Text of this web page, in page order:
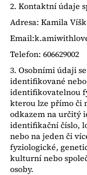
2. Kontaktní údaje
Adresa: Kamila
Telefon: 606629002
3. Osobními údaji
identifikované
identifikovatelnou
kterou lze přímo či
odkazem na určitý
identifikační číslo,
nebo na jeden či
fyziologické,
kulturní nebo
osoby.
e
n
a
j
í
t
?